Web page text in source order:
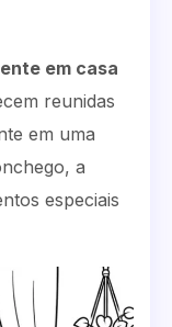
em casa
reunidas
em uma
a
especiais